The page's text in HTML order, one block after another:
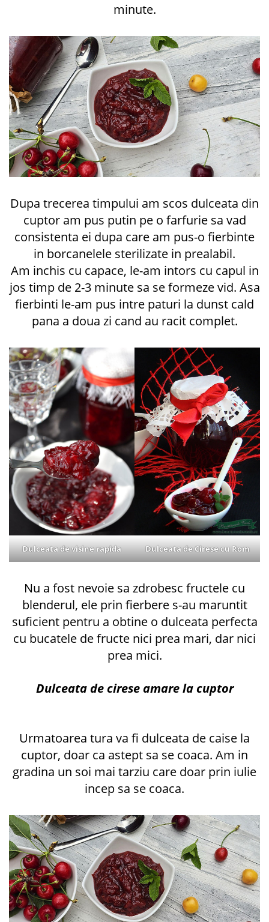
minute.
Dupa trecerea timpului am scos dulceata din
cuptor am pus putin pe o farfurie sa vad
consistenta ei dupa care am pus-o fierbinte
in borcanelele sterilizate in prealabil.
Am inchis cu capace, le-am intors cu capul in
jos timp de 2-3 minute sa se formeze vid. Asa
fierbinti le-am pus intre paturi la dunst cald
pana a doua zi cand au racit complet.
Dulceata de visine rapida Dulceata de Cirese cu Rom
Nu a fost nevoie sa zdrobesc fructele cu
blenderul, ele prin fierbere s-au maruntit
suficient pentru a obtine o dulceata perfecta
cu bucatele de fructe nici prea mari, dar nici
prea mici.
Dulceata de cirese amare la cuptor
Urmatoarea tura va fi dulceata de caise la
cuptor, doar ca astept sa se coaca. Am in
gradina un soi mai tarziu care doar prin iulie
incep sa se coaca.